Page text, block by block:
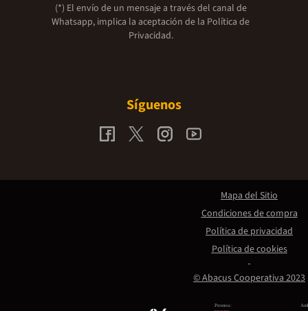
(*) El envío de un mensaje a través del canal de
Whatsapp, implica la aceptación de la Política de
Privacidad.
Síguenos
Promou:
© Abacus Cooperativa 2023
Mapa del Sitio
Condiciones de compra
Política de privacidad
Política de cookies